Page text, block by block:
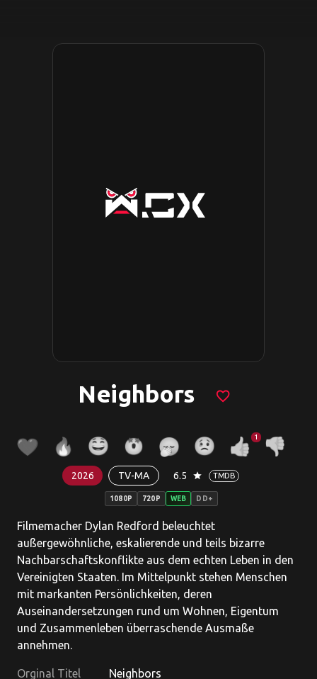
Neighbors favorite_border
1
2026 TV-MA 6.5 star TMDB
1080P 720P WEB DD+
Filmemacher Dylan Redford beleuchtet
außergewöhnliche, eskalierende und teils bizarre
Nachbarschaftskonflikte aus dem echten Leben in den
Vereinigten Staaten. Im Mittelpunkt stehen Menschen
mit markanten Persönlichkeiten, deren
Auseinandersetzungen rund um Wohnen, Eigentum
und Zusammenleben überraschende Ausmaße
annehmen.
Orginal Titel
Neighbors